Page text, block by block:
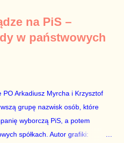
polityka partii
– drugiej osoby w
tylko stają się publiczne, ale też
„jeśli są prawdziwe” jest
do czynienia z medium o
ale mimo upływu czasu,
sposób zdementowane, a
na PiS –
w państwowych
PO Arkadiusz Myrcha i Krzysztof
grupę nazwisk osób, które
wyborczą PiS, a potem
spółkach. Autor grafiki: